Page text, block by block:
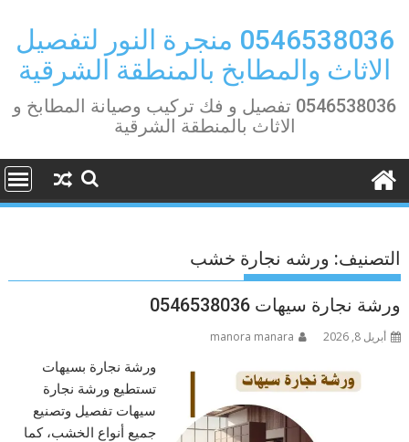
content
0546538036 منجرة النور لتفصيل
الاثاث والمطابخ بالمنطقة الشرقية
0546538036 تفصيل و فك تركيب وصيانة المطابخ و
الاثاث بالمنطقة الشرقية
التصنيف: ورشه نجارة خشب
ورشة نجارة سيهات ‎ 0546538036
أبريل 8, 2026 manora manara
ورشة نجارة بسيهات
تستطيع ورشة نجارة
سيهات تفصيل وتصنيع
جميع أنواع الخشب، كما